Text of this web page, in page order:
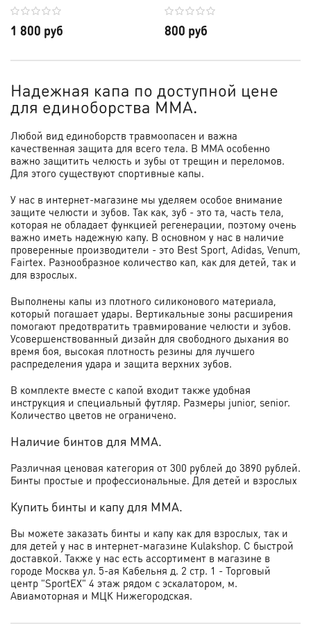
1 800 руб 800 руб
Надежная капа по доступной цене
для единоборства ММА.
Любой вид единоборств травмоопасен и важна
качественная защита для всего тела. В ММА особенно
важно защитить челюсть и зубы от трещин и переломов.
Для этого существуют спортивные капы.
У нас в интернет-магазине мы уделяем особое внимание
защите челюсти и зубов. Так как, зуб - это та, часть тела,
которая не обладает функцией регенерации, поэтому очень
важно иметь надежную капу. В основном у нас в наличие
проверенные производители - это Best Sport, Adidas, Venum,
Fairtex. Разнообразное количество кап, как для детей, так и
для взрослых.
Выполнены капы из плотного силиконового материала,
который погашает удары. Вертикальные зоны расширения
помогают предотвратить травмирование челюсти и зубов.
Усовершенствованный дизайн для свободного дыхания во
время боя, высокая плотность резины для лучшего
распределения удара и защита верхних зубов.
В комплекте вместе с капой входит также удобная
инструкция и специальный футляр. Размеры junior, senior.
Количество цветов не ограничено.
Наличие бинтов для ММА.
Различная ценовая категория от 300 рублей до 3890 рублей.
Бинты простые и профессиональные. Для детей и взрослых
Купить бинты и капу для ММА.
Вы можете заказать бинты и капу как для взрослых, так и
для детей у нас в интернет-магазине Kulakshop. С быстрой
доставкой. Также у нас есть ассортимент в магазине в
городе Москва ул. 5-ая Кабельня д. 2 стр. 1 - Торговый
центр "SportEX" 4 этаж рядом с эскалатором, м.
Авиамоторная и МЦК Нижегородская.